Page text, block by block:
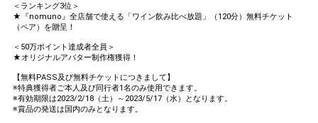
＜ランキング3位＞
★『nomuno』全店舗で使える「ワイン飲み比べ放題」（120分）無料チケット
（ペア）を贈呈！
＜50万ポイント達成者全員＞
★オリジナルアバター制作権獲得！
【無料PASS及び無料チケットにつきまして】
※特典獲得者ご本人及び同行者1名のみ使用できます。
※有効期限は2023/2/18（土）～2023/5/17（水）となります。
※賞品の発送は国内のみとなります。